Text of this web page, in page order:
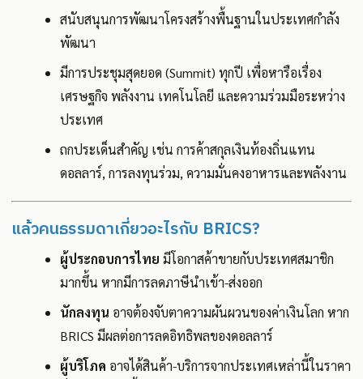
สนับสนุนการพัฒนาโครงสร้างพื้นฐานในประเทศกำลัง
พัฒนา
มีการประชุมสุดยอด (Summit) ทุกปี เพื่อหารือเรื่อง
เศรษฐกิจ พลังงาน เทคโนโลยี และความร่วมมือระหว่าง
ประเทศ
ถกประเด็นสำคัญ เช่น การค้าสกุลเงินท้องถิ่นแทน
ดอลลาร์, การลงทุนร่วม, ความมั่นคงอาหารและพลังงาน
แล้วคนธรรมดาเกี่ยวอะไรกับ BRICS?
ผู้ประกอบการไทย มีโอกาสค้าขายกับประเทศสมาชิก
มากขึ้น หากมีการลดภาษีนำเข้า-ส่งออก
นักลงทุน อาจต้องจับตาความผันผวนของค่าเงินโลก หาก
BRICS มีผลต่อการลดอิทธิพลของดอลลาร์
ผู้บริโภค อาจได้สินค้า-บริการจากประเทศเหล่านี้ในราคา